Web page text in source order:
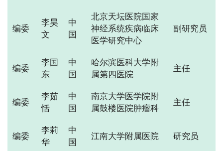
编委
李昊
文
中
国
北京天坛医院国家
神经系统疾病临床
医学研究中心
副研究员
编委
李国
东
中
国
哈尔滨医科大学附
属第四医院
主任
编委
李茹
恬
中
国
南京大学医学院附
属鼓楼医院肿瘤科
主任
编委
李莉
华
中
国
江南大学附属医院 研究员